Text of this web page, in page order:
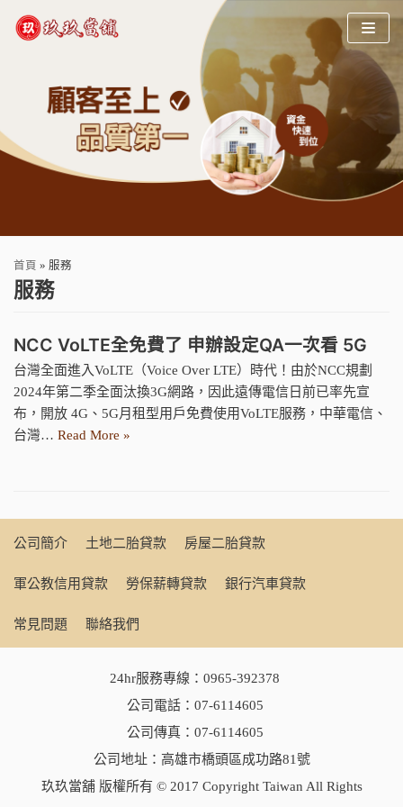
content
首頁 » 服務
服務
NCC VoLTE全免費了 申辦設定QA一次看 5G
台灣全面進入VoLTE（Voice Over LTE）時代！由於NCC規劃
2024年第二季全面汰換3G網路，因此遠傳電信日前已率先宣
布，開放 4G、5G月租型用戶免費使用VoLTE服務，中華電信、
台灣… Read More »
公司簡介 土地二胎貸款 房屋二胎貸款
軍公教信用貸款 勞保薪轉貸款 銀行汽車貸款
常見問題 聯絡我們
24hr服務專線： 0965-392378
公司電話： 07-6114605
公司傳真：07-6114605
公司地址：高雄市橋頭區成功路81號
玖玖當舖 版權所有 © 2017 Copyright Taiwan All Rights